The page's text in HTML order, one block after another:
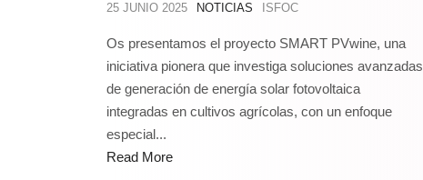
25 JUNIO 2025 NOTICIAS ISFOC
Os presentamos el proyecto SMART PVwine, una
iniciativa pionera que investiga soluciones avanzadas
de generación de energía solar fotovoltaica
integradas en cultivos agrícolas, con un enfoque
especial...
Read More